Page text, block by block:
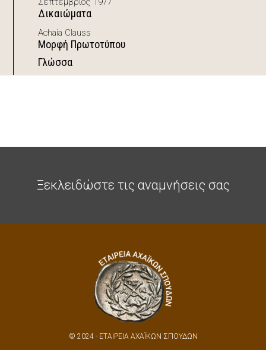
Δικαιώματα
Achaia Clauss
Μορφή Πρωτοτύπου
Γλώσσα
Ξεκλειδώστε τις αναμνήσεις σας
© 2024 - ΕΤΑΙΡΕΙΑ ΑΧΑΪΚΩΝ ΣΠΟΥΔΩΝ